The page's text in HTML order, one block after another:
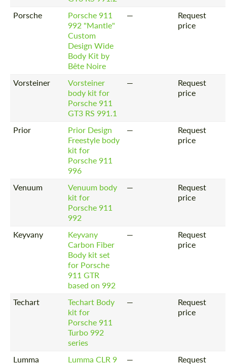
Porsche
Porsche 911
992 "Mantle"
Custom
Design Wide
Body Kit by
Bête Noire
—
Request
price
Vorsteiner
Vorsteiner
body kit for
Porsche 911
GT3 RS 991.1
—
Request
price
Prior
Prior Design
Freestyle body
kit for
Porsche 911
996
—
Request
price
Venuum
Venuum body
kit for
Porsche 911
992
—
Request
price
Keyvany
Keyvany
Carbon Fiber
Body kit set
for Porsche
911 GTR
based on 992
—
Request
price
Techart
Techart Body
kit for
Porsche 911
Turbo 992
series
—
Request
price
Lumma Lumma CLR 9 — Request